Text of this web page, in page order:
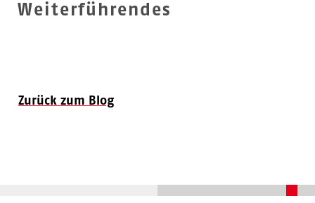
Weiterführendes
Zurück zum Blog